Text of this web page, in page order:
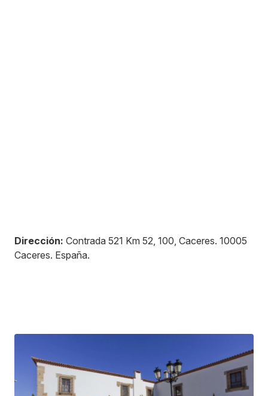
Dirección: Contrada 521 Km 52, 100, Caceres. 10005
Caceres. España.